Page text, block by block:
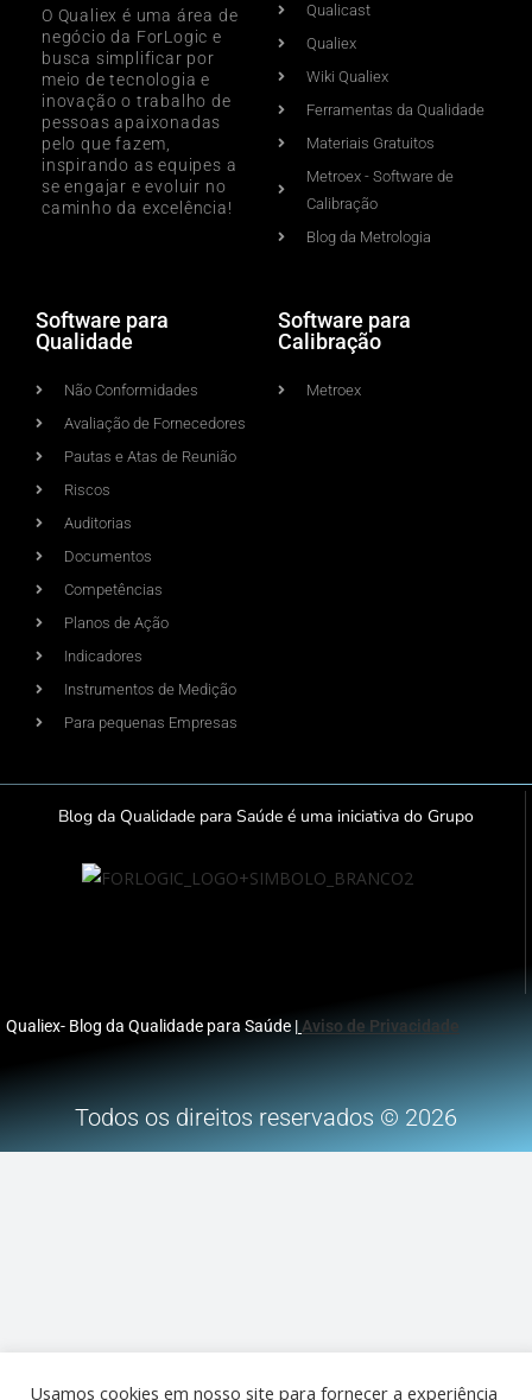
O Qualiex é uma área de
negócio da ForLogic e
busca simplificar por
meio de tecnologia e
inovação o trabalho de
pessoas apaixonadas
pelo que fazem,
inspirando as equipes a
se engajar e evoluir no
caminho da excelência!
Qualicast
Qualiex
Wiki Qualiex
Ferramentas da Qualidade
Materiais Gratuitos
Metroex - Software de
Calibração
Blog da Metrologia
Software para
Qualidade
Não Conformidades
Avaliação de Fornecedores
Pautas e Atas de Reunião
Riscos
Auditorias
Documentos
Competências
Planos de Ação
Indicadores
Instrumentos de Medição
Para pequenas Empresas
Software para
Calibração
Metroex
Blog da Qualidade para Saúde é uma iniciativa do Grupo
Qualiex- Blog da Qualidade para Saúde | Aviso de Privacidade
Todos os direitos reservados © 2026
Usamos cookies em nosso site para fornecer a experiência